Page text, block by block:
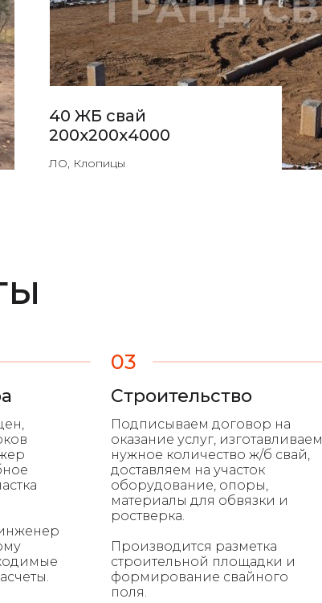
40 ЖБ свай
200х200х4000
ЛО, Клопицы
03
Строительство
Подписываем договор на
оказание услуг, изготавливаем
нужное количество ж/б свай,
доставляем на участок
оборудование, опоры,
материалы для обвязки и
ростверка.
Производится разметка
строительной площадки и
формирование свайного
поля.